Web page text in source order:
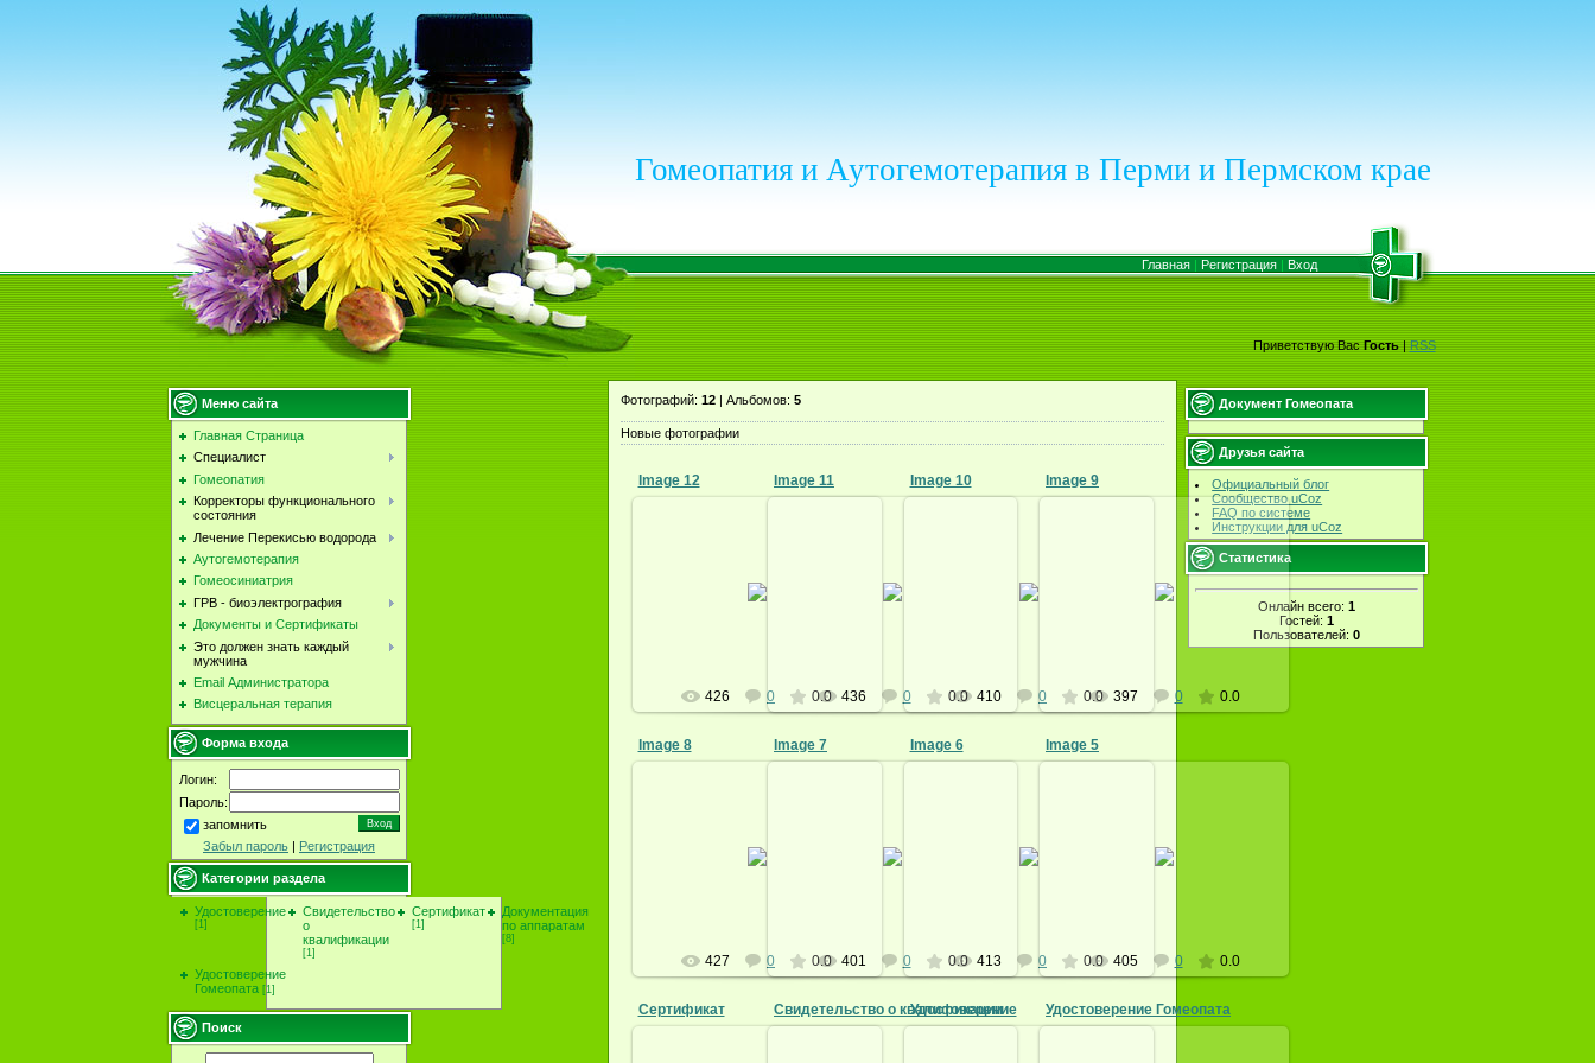
Гомеопатия и Аутогемотерапия в Перми и Пермском крае
Главная| Регистрация| Вход
Приветствую Вас Гость|RSS
Меню сайта
Главная Страница
Специалист
Гомеопатия
Корректоры функционального
состояния
Лечение Перекисью водорода
Аутогемотерапия
Гомеосиниатрия
ГРВ - биоэлектрография
Документы и Сертификаты
Это должен знать каждый
мужчина
Email Администратора
Висцеральная терапия
Форма входа
Логин:
Пароль:
запомнить
Забыл пароль | Регистрация
Категории раздела
Удостоверение
[1]
Свидетельство
о
квалификации
[1]
Сертификат
[1]
Документация
по аппаратам
[8]
Удостоверение
Гомеопата [1]
Поиск
Фотографий: 12| Альбомов: 5
Новые фотографии
Image 12
426 0 0.0
Image 11
436 0 0.0
Image 10
410 0 0.0
Image 9
18.03.2009
397 0 0.0
Image 8
427 0 0.0
Image 7
401 0 0.0
Image 6
413 0 0.0
Image 5
405 0 0.0
Сертификат Свидетельство о квалификации
Удостоверение Удостоверение Гомеопата
Документ Гомеопата
Друзья сайта
Официальный блог
Сообщество uCoz
FAQ по системе
Инструкции для uCoz
Статистика
Онлайн всего: 1
Гостей: 1
Пользователей: 0